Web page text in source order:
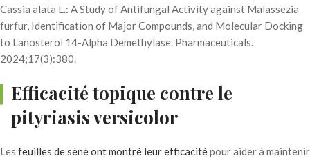
Cassia alata L.: A Study of Antifungal Activity against Malassezia
furfur, Identification of Major Compounds, and Molecular Docking
to Lanosterol 14-Alpha Demethylase. Pharmaceuticals.
2024;17(3):380.
Efficacité topique contre le
pityriasis versicolor
Les feuilles de séné ont montré leur efficacitépour aider à maintenir